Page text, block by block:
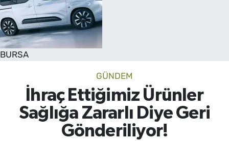
BURSA
GÜNDEM
İhraç Ettiğimiz Ürünler
Sağlığa Zararlı Diye Geri
Gönderiliyor!
SAĞLIK
TV REHBERİ